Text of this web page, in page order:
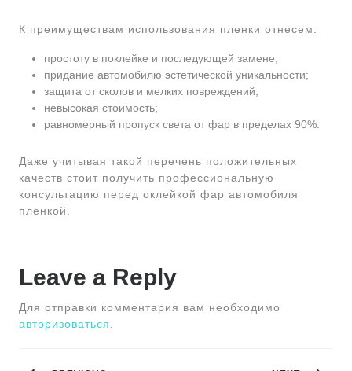
К преимуществам использования пленки отнесем:
простоту в поклейке и последующей замене;
придание автомобилю эстетической уникальности;
защита от сколов и мелких повреждений;
невысокая стоимость;
равномерный пропуск света от фар в пределах 90%.
Даже учитывая такой перечень положительных
качеств стоит получить профессиональную
консультацию перед оклейкой фар автомобиля
пленкой.
Leave a Reply
Для отправки комментария вам необходимо
авторизоваться.